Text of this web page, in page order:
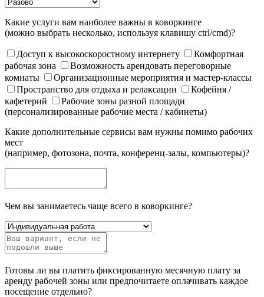
Какие услуги вам наиболее важны в коворкинге
(можно выбрать несколько, используя клавишу ctrl/cmd)?
Доступ к высокоскоростному интернету
Комфортная
рабочая зона
Возможность арендовать переговорные
комнаты
Организационные мероприятия и мастер-классы
Пространство для отдыха и релаксации
Кофейня /
кафетерий
Рабочие зоны разной площади
(персонализированные рабочие места / кабинеты)
Какие дополнительные сервисы вам нужны помимо рабочих
мест
(например, фотозона, почта, конференц-залы, компьютеры)?
Чем вы занимаетесь чаще всего в коворкинге?
Готовы ли вы платить фиксированную месячную плату за
аренду рабочей зоны или предпочитаете оплачивать каждое
посещение отдельно?